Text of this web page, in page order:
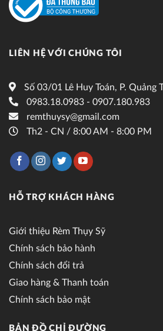
LIÊN HỆ VỚI CHÚNG TÔI
Số 03/01 Lê Huy Toán, P. Quảng
0983.18.0983 - 0907.180.983
remthuysy@gmail.com
Th2 - CN / 8:00 AM - 8:00 PM
HỖ TRỢ KHÁCH HÀNG
Giới thiệu Rèm Thụy Sỹ
Chính sách bảo hành
Chính sách đổi trả
Giao hàng & Thanh toán
Chính sách bảo mật
BẢN ĐỒ CHỈ ĐƯỜNG